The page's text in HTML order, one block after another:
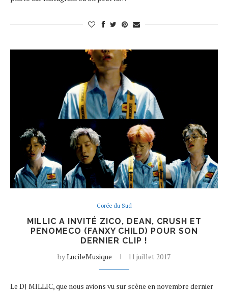
Corée du Sud
MILLIC A INVITÉ ZICO, DEAN, CRUSH ET
PENOMECO (FANXY CHILD) POUR SON
DERNIER CLIP !
byLucileMusique 11 juillet 2017
Le DJ MILLIC, que nous avions vu sur scène en novembre dernier